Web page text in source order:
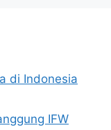
di Indonesia
IFW